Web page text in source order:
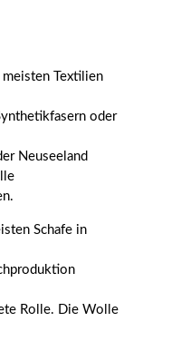
Textilien
oder
Neuseeland
Schafe in
Rolle. Die Wolle